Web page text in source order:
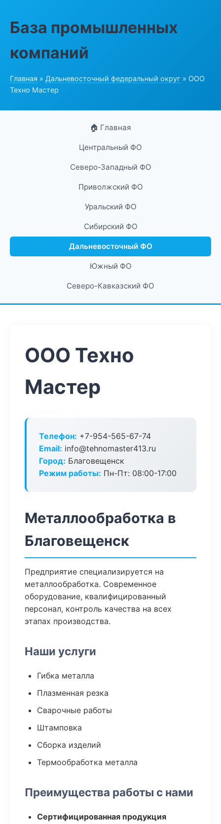
База промышленных
компаний
Главная » Дальневосточный федеральный округ » ООО
Техно Мастер
🏠 Главная
Центральный ФО
Северо-Западный ФО
Приволжский ФО
Уральский ФО
Сибирский ФО
Дальневосточный ФО
Южный ФО
Северо-Кавказский ФО
ООО Техно
Мастер
Телефон: +7-954-565-67-74
Email: info@tehnomaster413.ru
Город: Благовещенск
Режим работы: Пн-Пт: 08:00-17:00
Металлообработка в
Благовещенск
Предприятие специализируется на
металлообработка. Современное
оборудование, квалифицированный
персонал, контроль качества на всех
этапах производства.
Наши услуги
Гибка металла
Плазменная резка
Сварочные работы
Штамповка
Сборка изделий
Термообработка металла
Преимущества работы с нами
Сертифицированная продукция